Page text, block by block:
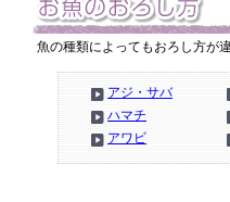
魚の種類によってもおろし方が
アジ・サバ
ハマチ
アワビ